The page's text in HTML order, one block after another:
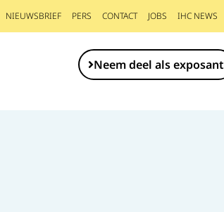
NIEUWSBRIEF PERS CONTACT JOBS IHC NEWS
Neem deel als exposant